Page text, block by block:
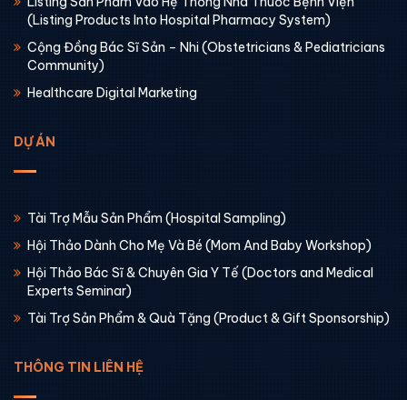
(Listing Products Into Hospital Pharmacy System)
Cộng Đồng Bác Sĩ Sản – Nhi (Obstetricians & Pediatricians
Community)
Healthcare Digital Marketing
DỰ ÁN
Tài Trợ Mẫu Sản Phẩm (Hospital Sampling)
Hội Thảo Dành Cho Mẹ Và Bé (Mom And Baby Workshop)
Hội Thảo Bác Sĩ & Chuyên Gia Y Tế (Doctors and Medical
Experts Seminar)
Tài Trợ Sản Phẩm & Quà Tặng (Product & Gift Sponsorship)
THÔNG TIN LIÊN HỆ